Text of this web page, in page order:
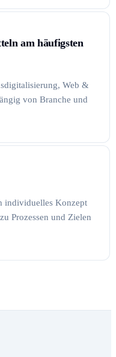
am häufigsten
Web &
von Branche und
individuelles Konzept
Prozessen und Zielen